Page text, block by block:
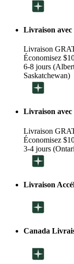
Livraison
Livraison
Économisez
6-8 jours
Saskatchewan)
Livraison
Livraison
Économisez
3-4 jours
Livraison
Canada